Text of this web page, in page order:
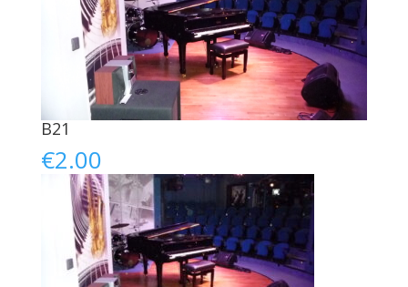
B21
€2.00